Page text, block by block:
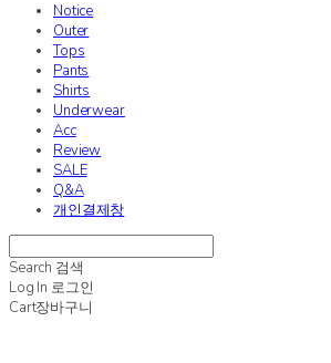
Notice
Outer
Tops
Pants
Shirts
Underwear
Acc
Review
SALE
Q&A
개인결제창
Search 검색
Log In 로그인
Cart장바구니